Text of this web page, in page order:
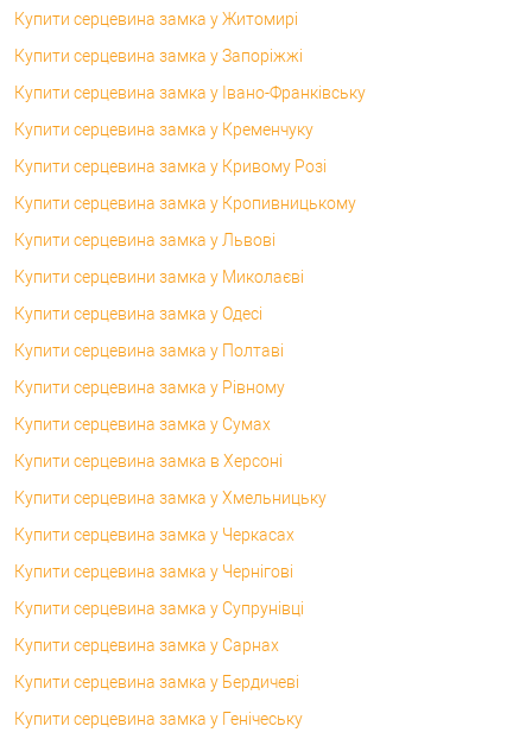
Купити серцевина замка у Житомирі
Купити серцевина замка у Запоріжжі
Купити серцевина замка у Івано-Франківську
Купити серцевина замка у Кременчуку
Купити серцевина замка у Кривому Розі
Купити серцевина замка у Кропивницькому
Купити серцевина замка у Львові
Купити серцевини замка у Миколаєві
Купити серцевина замка у Одесі
Купити серцевина замка у Полтаві
Купити серцевина замка у Рівному
Купити серцевина замка у Сумах
Купити серцевина замка в Херсоні
Купити серцевина замка у Хмельницьку
Купити серцевина замка у Черкасах
Купити серцевина замка у Чернігові
Купити серцевина замка у Супрунівці
Купити серцевина замка у Сарнах
Купити серцевина замка у Бердичеві
Купити серцевина замка у Генічеську